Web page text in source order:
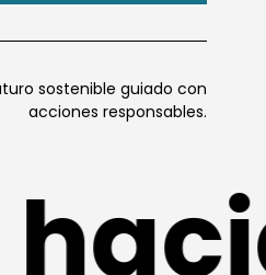
sostenible guiado con
acciones responsables.